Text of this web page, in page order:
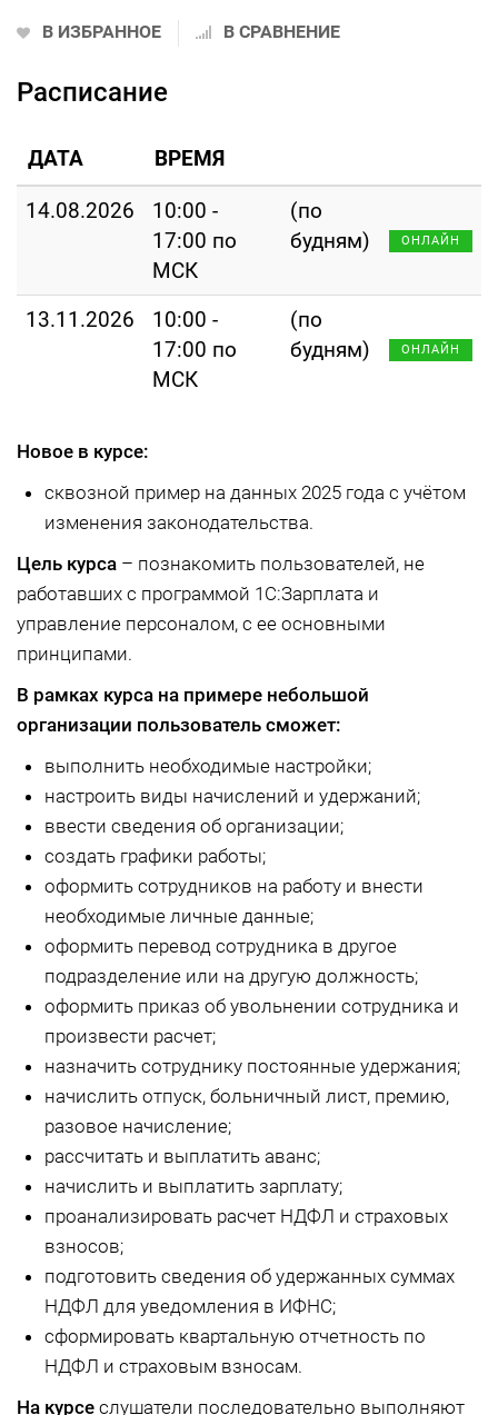
В ИЗБРАННОЕ В СРАВНЕНИЕ
Расписание
ДАТА ВРЕМЯ
14.08.2026
10:00 -
17:00 по
МСК
(по
будням)
ОНЛАЙН
13.11.2026
10:00 -
17:00 по
МСК
(по
будням)
ОНЛАЙН
Новое в курсе:
сквозной пример на данных 2025 года с учётом
изменения законодательства.
Цель курса – познакомить пользователей, не
работавших с программой 1С:Зарплата и
управление персоналом, с ее основными
принципами.
В рамках курса на примере небольшой
организации пользователь сможет:
выполнить необходимые настройки;
настроить виды начислений и удержаний;
ввести сведения об организации;
создать графики работы;
оформить сотрудников на работу и внести
необходимые личные данные;
оформить перевод сотрудника в другое
подразделение или на другую должность;
оформить приказ об увольнении сотрудника и
произвести расчет;
назначить сотруднику постоянные удержания;
начислить отпуск, больничный лист, премию,
разовое начисление;
рассчитать и выплатить аванс;
начислить и выплатить зарплату;
проанализировать расчет НДФЛ и страховых
взносов;
подготовить сведения об удержанных суммах
НДФЛ для уведомления в ИФНС;
сформировать квартальную отчетность по
НДФЛ и страховым взносам.
На курсе слушатели последовательно выполняют